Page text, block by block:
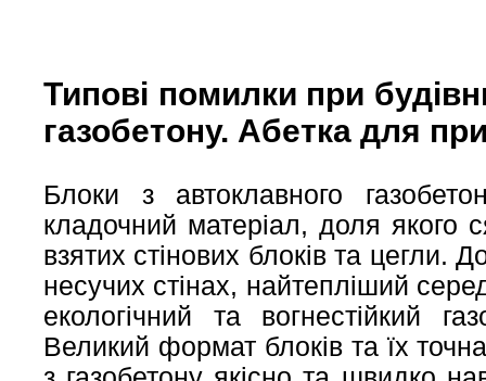
Типові помилки при
газобетону. Абетка для
Блоки з автоклавного
кладочний матеріал, доля якого
взятих стінових блоків та цегли.
несучих стінах, найтепліший
екологічний та вогнестійкий
Великий формат блоків та їх